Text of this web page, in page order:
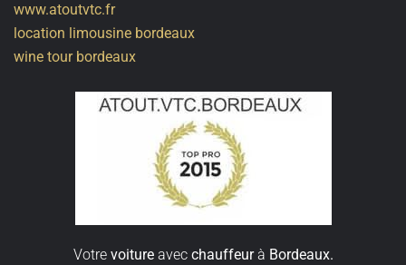
www.atoutvtc.fr
location limousine bordeaux
wine tour bordeaux
Votre voitureavec chauffeurà Bordeaux.